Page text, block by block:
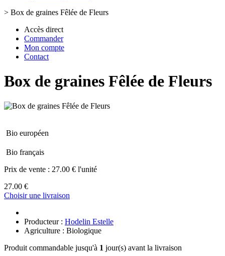
> Box de graines Fêlée de Fleurs
Accès direct
Commander
Mon compte
Contact
Box de graines Fêlée de Fleurs
Bio européen
Bio français
Prix de vente : 27.00 € l'unité
27.00 €
Choisir une livraison
Producteur : Hodelin Estelle
Agriculture : Biologique
Produit commandable jusqu'à 1 jour(s) avant la livraison